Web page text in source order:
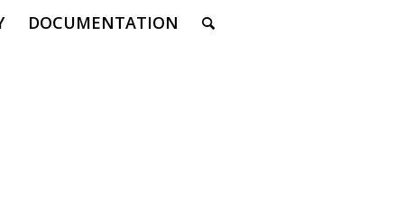
DOCUMENTATION